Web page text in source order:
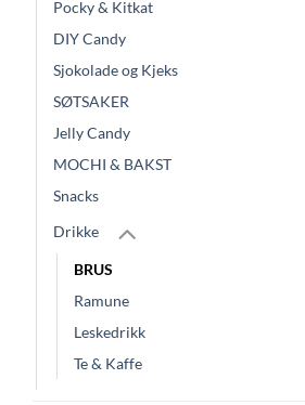
Pocky & Kitkat
DIY Candy
Sjokolade og Kjeks
SØTSAKER
Jelly Candy
MOCHI & BAKST
Snacks
Drikke
BRUS
Ramune
Leskedrikk
Te & Kaffe